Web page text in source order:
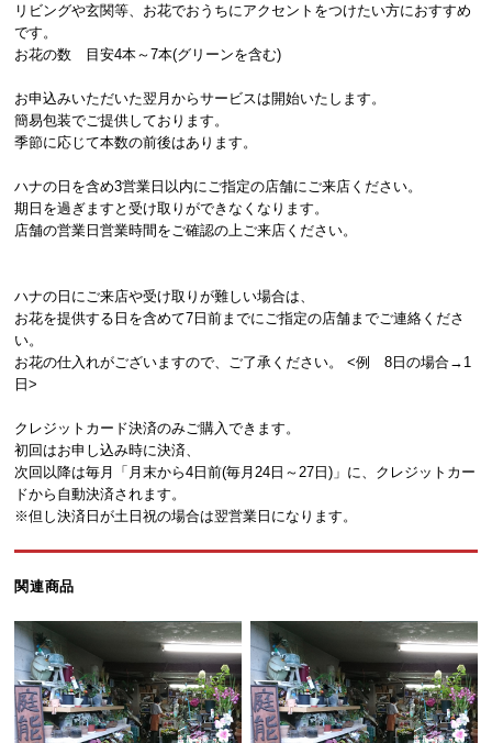
リビングや玄関等、お花でおうちにアクセントをつけたい方におすすめ
です。
お花の数 目安4本～7本(グリーンを含む)
お申込みいただいた翌月からサービスは開始いたします。
簡易包装でご提供しております。
季節に応じて本数の前後はあります。
ハナの日を含め3営業日以内にご指定の店舗にご来店ください。
期日を過ぎますと受け取りができなくなります。
店舗の営業日営業時間をご確認の上ご来店ください。
ハナの日にご来店や受け取りが難しい場合は、
お花を提供する日を含めて7日前までにご指定の店舗までご連絡くださ
い。
お花の仕入れがございますので、ご了承ください。 <例 8日の場合→1
日>
クレジットカード決済のみご購入できます。
初回はお申し込み時に決済、
次回以降は毎月「月末から4日前(毎月24日～27日)」に、クレジットカー
ドから自動決済されます。
※但し決済日が土日祝の場合は翌営業日になります。
関連商品